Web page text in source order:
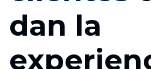
dan la